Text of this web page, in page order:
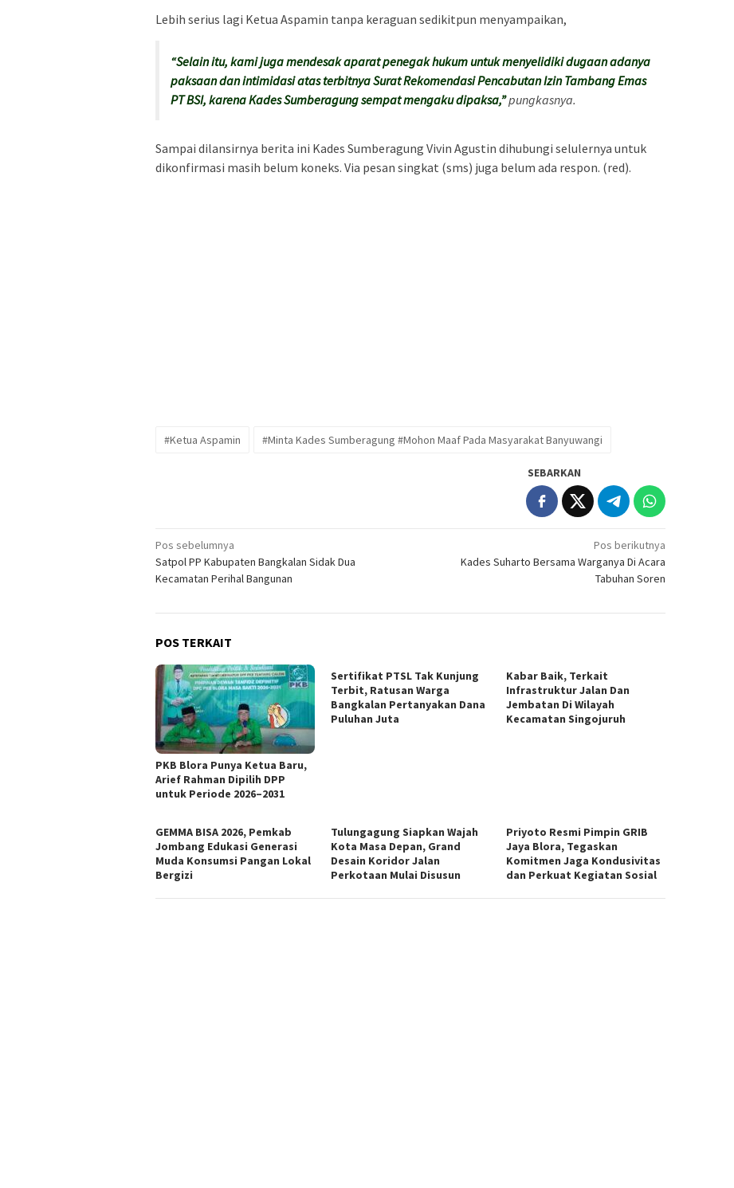
Lebih serius lagi Ketua Aspamin tanpa keraguan sedikitpun menyampaikan,
“Selain itu, kami juga mendesak aparat penegak hukum untuk menyelidiki dugaan adanya
paksaan dan intimidasi atas terbitnya Surat Rekomendasi Pencabutan Izin Tambang Emas
PT BSI, karena Kades Sumberagung sempat mengaku dipaksa,”pungkasnya.
Sampai dilansirnya berita ini Kades Sumberagung Vivin Agustin dihubungi selulernya untuk
dikonfirmasi masih belum koneks. Via pesan singkat (sms) juga belum ada respon. (red).
#Ketua Aspamin #Minta Kades Sumberagung #Mohon Maaf Pada Masyarakat Banyuwangi
SEBARKAN
Navigasi
pos
Pos sebelumnya
Satpol PP Kabupaten Bangkalan Sidak Dua
Kecamatan Perihal Bangunan
Pos berikutnya
Kades Suharto Bersama Warganya Di Acara
Tabuhan Soren
POS TERKAIT
PKB Blora Punya Ketua Baru,
Arief Rahman Dipilih DPP
untuk Periode 2026–2031
Sertifikat PTSL Tak Kunjung
Terbit, Ratusan Warga
Bangkalan Pertanyakan Dana
Puluhan Juta
Kabar Baik, Terkait
Infrastruktur Jalan Dan
Jembatan Di Wilayah
Kecamatan Singojuruh
GEMMA BISA 2026, Pemkab
Jombang Edukasi Generasi
Muda Konsumsi Pangan Lokal
Bergizi
Tulungagung Siapkan Wajah
Kota Masa Depan, Grand
Desain Koridor Jalan
Perkotaan Mulai Disusun
Priyoto Resmi Pimpin GRIB
Jaya Blora, Tegaskan
Komitmen Jaga Kondusivitas
dan Perkuat Kegiatan Sosial